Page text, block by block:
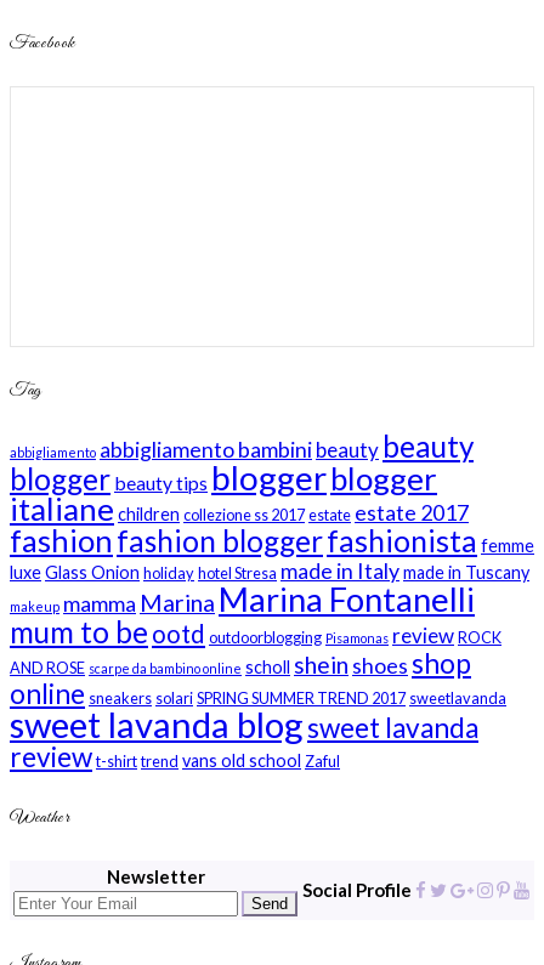
Facebook
Tag
abbigliamento abbigliamento bambinibeauty beauty
blogger beauty tips bloggerblogger
italiane children collezione ss 2017estate estate 2017
fashion fashion bloggerfashionista femme
luxeGlass Onion holidayhotel Stresa made in Italymade in Tuscany
makeup mamma Marina Marina Fontanelli
mum to be ootd outdoorblogging Pisamonas reviewROCK
AND ROSE scarpe da bambino online scholl shein shoesshop
online sneakers solariSPRING SUMMER TREND 2017 sweetlavanda
sweet lavanda blogsweet lavanda
reviewt-shirttrend vans old school Zaful
Weather
Newsletter
Send
Social Profile